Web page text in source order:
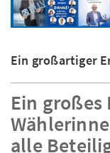
Ein großartiger
Ein großes
alle